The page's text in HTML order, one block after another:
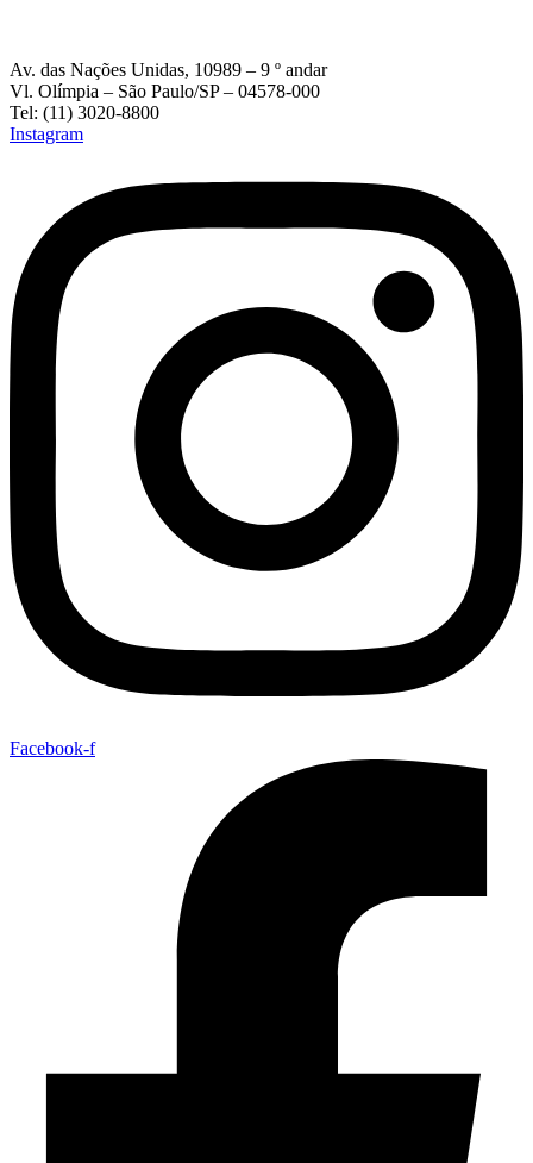
Av. das Nações Unidas, 10989 – 9 º andar
Vl. Olímpia – São Paulo/SP – 04578-000
Tel: (11) 3020-8800
Instagram
Facebook-f